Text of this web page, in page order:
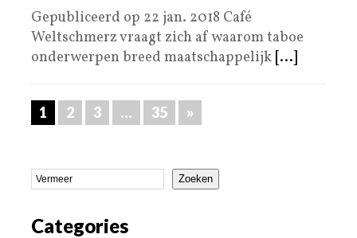
Gepubliceerd op 22 jan. 2018 Café
Weltschmerz vraagt zich af waarom taboe
onderwerpen breed maatschappelijk [...]
1 2 3 … 35 »
Zoeken
Categories